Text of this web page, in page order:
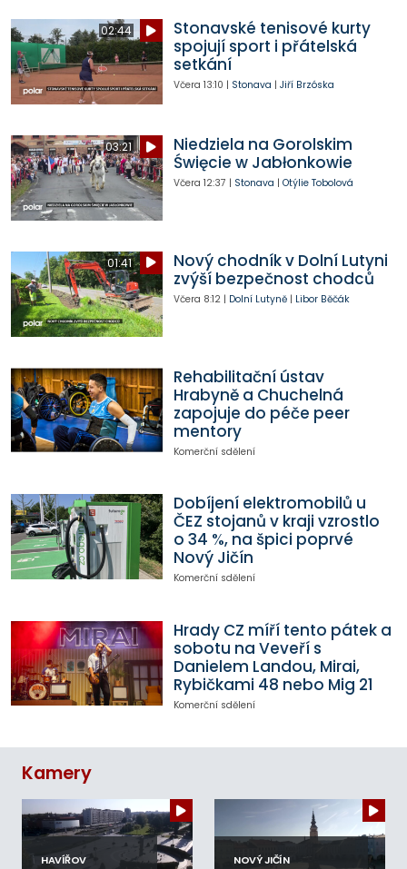
02:44
Stonavské tenisové kurty
spojují sport i přátelská
setkání
Včera 13:10 | Stonava | Jiří Brzóska
03:21
Niedziela na Gorolskim
Święcie w Jabłonkowie
Včera 12:37 | Stonava | Otýlie Tobolová
01:41
Nový chodník v Dolní Lutyni
zvýší bezpečnost chodců
Včera 8:12| Dolní Lutyně| Libor Běčák
Rehabilitační ústav
Hrabyně a Chuchelná
zapojuje do péče peer
mentory
Komerční sdělení
Dobíjení elektromobilů u
ČEZ stojanů v kraji vzrostlo
o 34 %, na špici poprvé
Nový Jičín
Komerční sdělení
Hrady CZ míří tento pátek a
sobotu na Veveří s
Danielem Landou, Mirai,
Rybičkami 48 nebo Mig 21
Komerční sdělení
Kamery
HAVÍŘOV NOVÝ JIČÍN